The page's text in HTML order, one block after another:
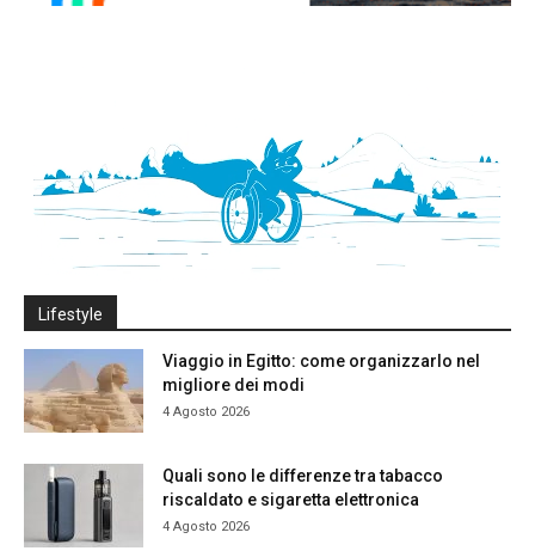
Lifestyle
Viaggio in Egitto: come organizzarlo nel
migliore dei modi
4 Agosto 2026
Quali sono le differenze tra tabacco
riscaldato e sigaretta elettronica
4 Agosto 2026